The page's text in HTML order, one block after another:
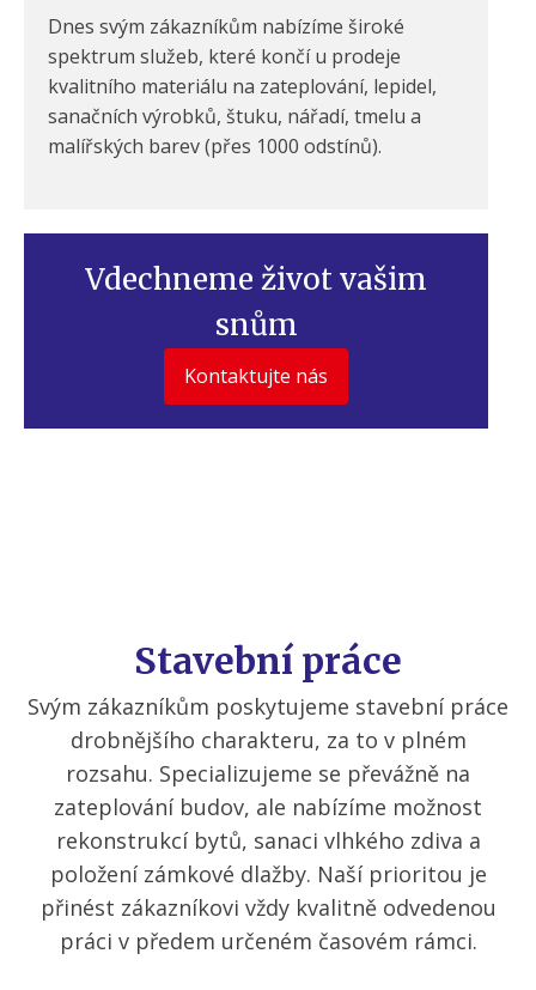
Dnes svým zákazníkům nabízíme široké
spektrum služeb, které končí u prodeje
kvalitního materiálu na zateplování, lepidel,
sanačních výrobků, štuku, nářadí, tmelu a
malířských barev (přes 1000 odstínů).
Vdechneme život vašim
snům
Kontaktujte nás
Stavební práce
Svým zákazníkům poskytujeme stavební práce
drobnějšího charakteru, za to v plném
rozsahu. Specializujeme se převážně na
zateplování budov, ale nabízíme možnost
rekonstrukcí bytů, sanaci vlhkého zdiva a
položení zámkové dlažby. Naší prioritou je
přinést zákazníkovi vždy kvalitně odvedenou
práci v předem určeném časovém rámci.